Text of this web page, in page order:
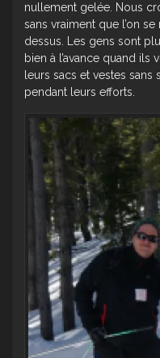
nullement gelée. Nous
sans vraiment que l’on
dessus. Les gens sont
bien à l’avance quand
leurs sacs et vestes
pendant leurs efforts.